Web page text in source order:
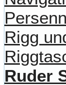
Rigg
Ruder